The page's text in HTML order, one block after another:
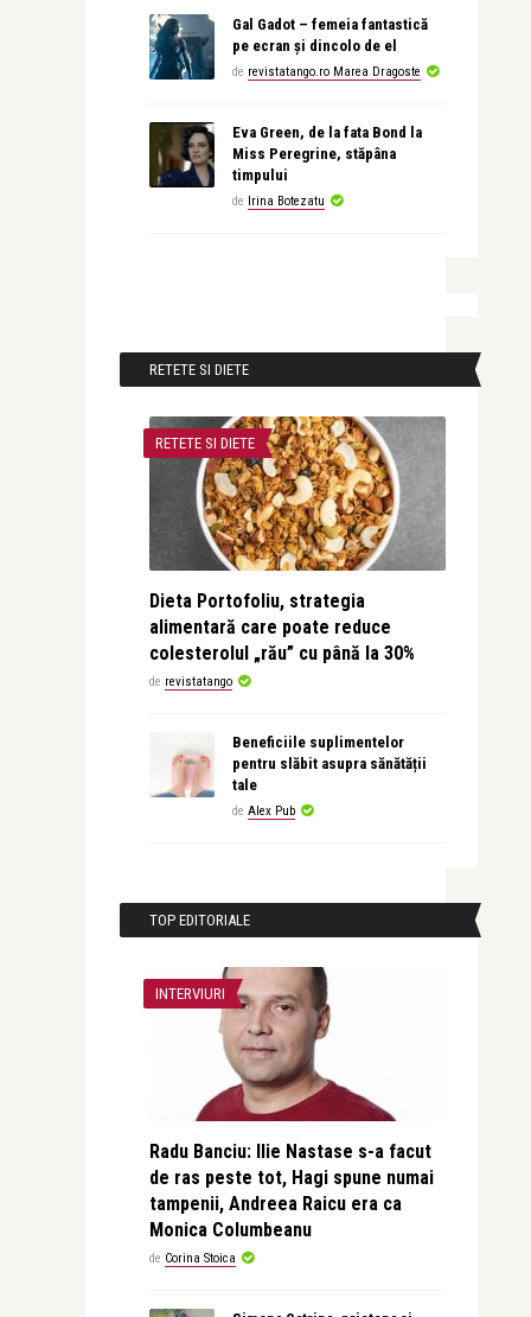
Gal Gadot – femeia fantastică
pe ecran și dincolo de el
de revistatango.ro Marea Dragoste
Eva Green, de la fata Bond la
Miss Peregrine, stăpâna
timpului
de Irina Botezatu
RETETE SI DIETE
RETETE SI DIETE
Dieta Portofoliu, strategia
alimentară care poate reduce
colesterolul „rău” cu până la 30%
de revistatango
Beneficiile suplimentelor
pentru slăbit asupra sănătății
tale
de Alex Pub
TOP EDITORIALE
INTERVIURI
Radu Banciu: Ilie Nastase s-a facut
de ras peste tot, Hagi spune numai
tampenii, Andreea Raicu era ca
Monica Columbeanu
de Corina Stoica